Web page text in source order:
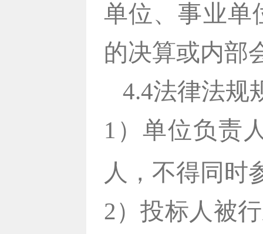
单位、事业单
的决算或内部
4.4法律法规
1） 单位负责
人，不得同时
2）投标人被